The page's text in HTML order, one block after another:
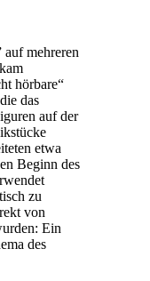
mehreren
hörbare“
das
auf der
etwa
Beginn des
zu
von
Ein
des